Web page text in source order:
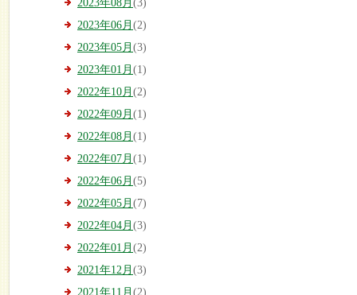
2023年08月 (3)
2023年06月 (2)
2023年05月 (3)
2023年01月 (1)
2022年10月 (2)
2022年09月 (1)
2022年08月 (1)
2022年07月 (1)
2022年06月 (5)
2022年05月 (7)
2022年04月 (3)
2022年01月 (2)
2021年12月 (3)
2021年11月 (2)